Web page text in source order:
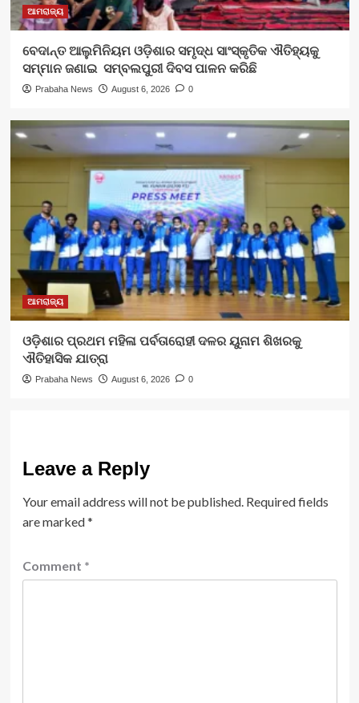
ଆମରାଜ୍ୟ
ବେଦାନ୍ତ ଆଲୁମିନିୟମ ଓଡ଼ିଶାର ସମୃଦ୍ଧ ସାଂସ୍କୃତିକ ଐତିହ୍ୟକୁ
ସମ୍ମାନ ଜଣାଇ ସମ୍ବଲପୁରୀ ଦିବସ ପାଳନ କରିଛି
Prabaha News August 6, 2026 0
ଆମରାଜ୍ୟ
ଓଡ଼ିଶାର ପ୍ରଥମ ମହିଳା ପର୍ବତାରୋହୀ ଦଳର ୟୁନାମ ଶିଖରକୁ
ଐତିହାସିକ ଯାତ୍ରା
Prabaha News August 6, 2026 0
Leave a Reply
Your email address will not be published. Required fields
are marked*
Comment *